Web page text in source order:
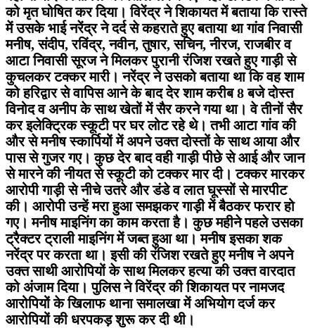
को मृत घोषित कर दिया। विरेंद्र ने शिकायत में बताया कि रास्ते
में उसके भाई नरेंद्र ने दर्द से कहराते हुए बताया था गांव निवासी
मनीष, संदीप, रविंद्र, नवीन, तुषार, सचिन, नीरज, राजबीर व
आटा निवासी सूरज ने मिलकर पुरानी रंजिश रखते हुए गाड़ी से
कुचलकर टक्कर मारी। नरेंद्र ने उसको बताया था कि वह शाम
को हरिद्वार से वापिस आने के बाद देर शाम करीब 8 बजे दोस्त
विनोद व अनीप के साथ खेतों में सैर करने गया था। वे तीनों सैर
कर इलेक्ट्रिक स्कूटी पर घर लोट रहे थे। तभी आटा गांव की
और से मनीष स्कार्पियों में अपने उक्त दोस्तों के साथ आया और
पास से गुजर गए। कुछ देर बाद वही गाड़ी पीछे से आई और जान
से मारने की नीयत से स्कूटी को टक्कर मार दी। टक्कर मारकर
आरोपी गाड़ी से नीचे उतरे और डंडे व लात घूस्सों से मारपीट
की। आरोपी उन्हें मरा हुआ समझकर गाड़ी में बैठकर फरार हो
गए। मनीष माइनिंग का काम करता है। कुछ महीने पहले उसका
ट्रैक्टर ट्राली माइनिंग में जब्त हुआ था। मनीष इसका शक
नरेंद्र पर करता था। इसी की रंजिश रखते हुए मनीष ने अपने
उक्त साथी आरोपियों के साथ मिलकर हत्या की उक्त वारदात
को अंजाम दिया। पुलिस ने विरेंद्र की शिकायत पर नामजद
आरोपियों के खिलाफ थाना समालखा में अभियोग दर्ज कर
आरोपियों की धरपकड़ शुरू कर दी थी।